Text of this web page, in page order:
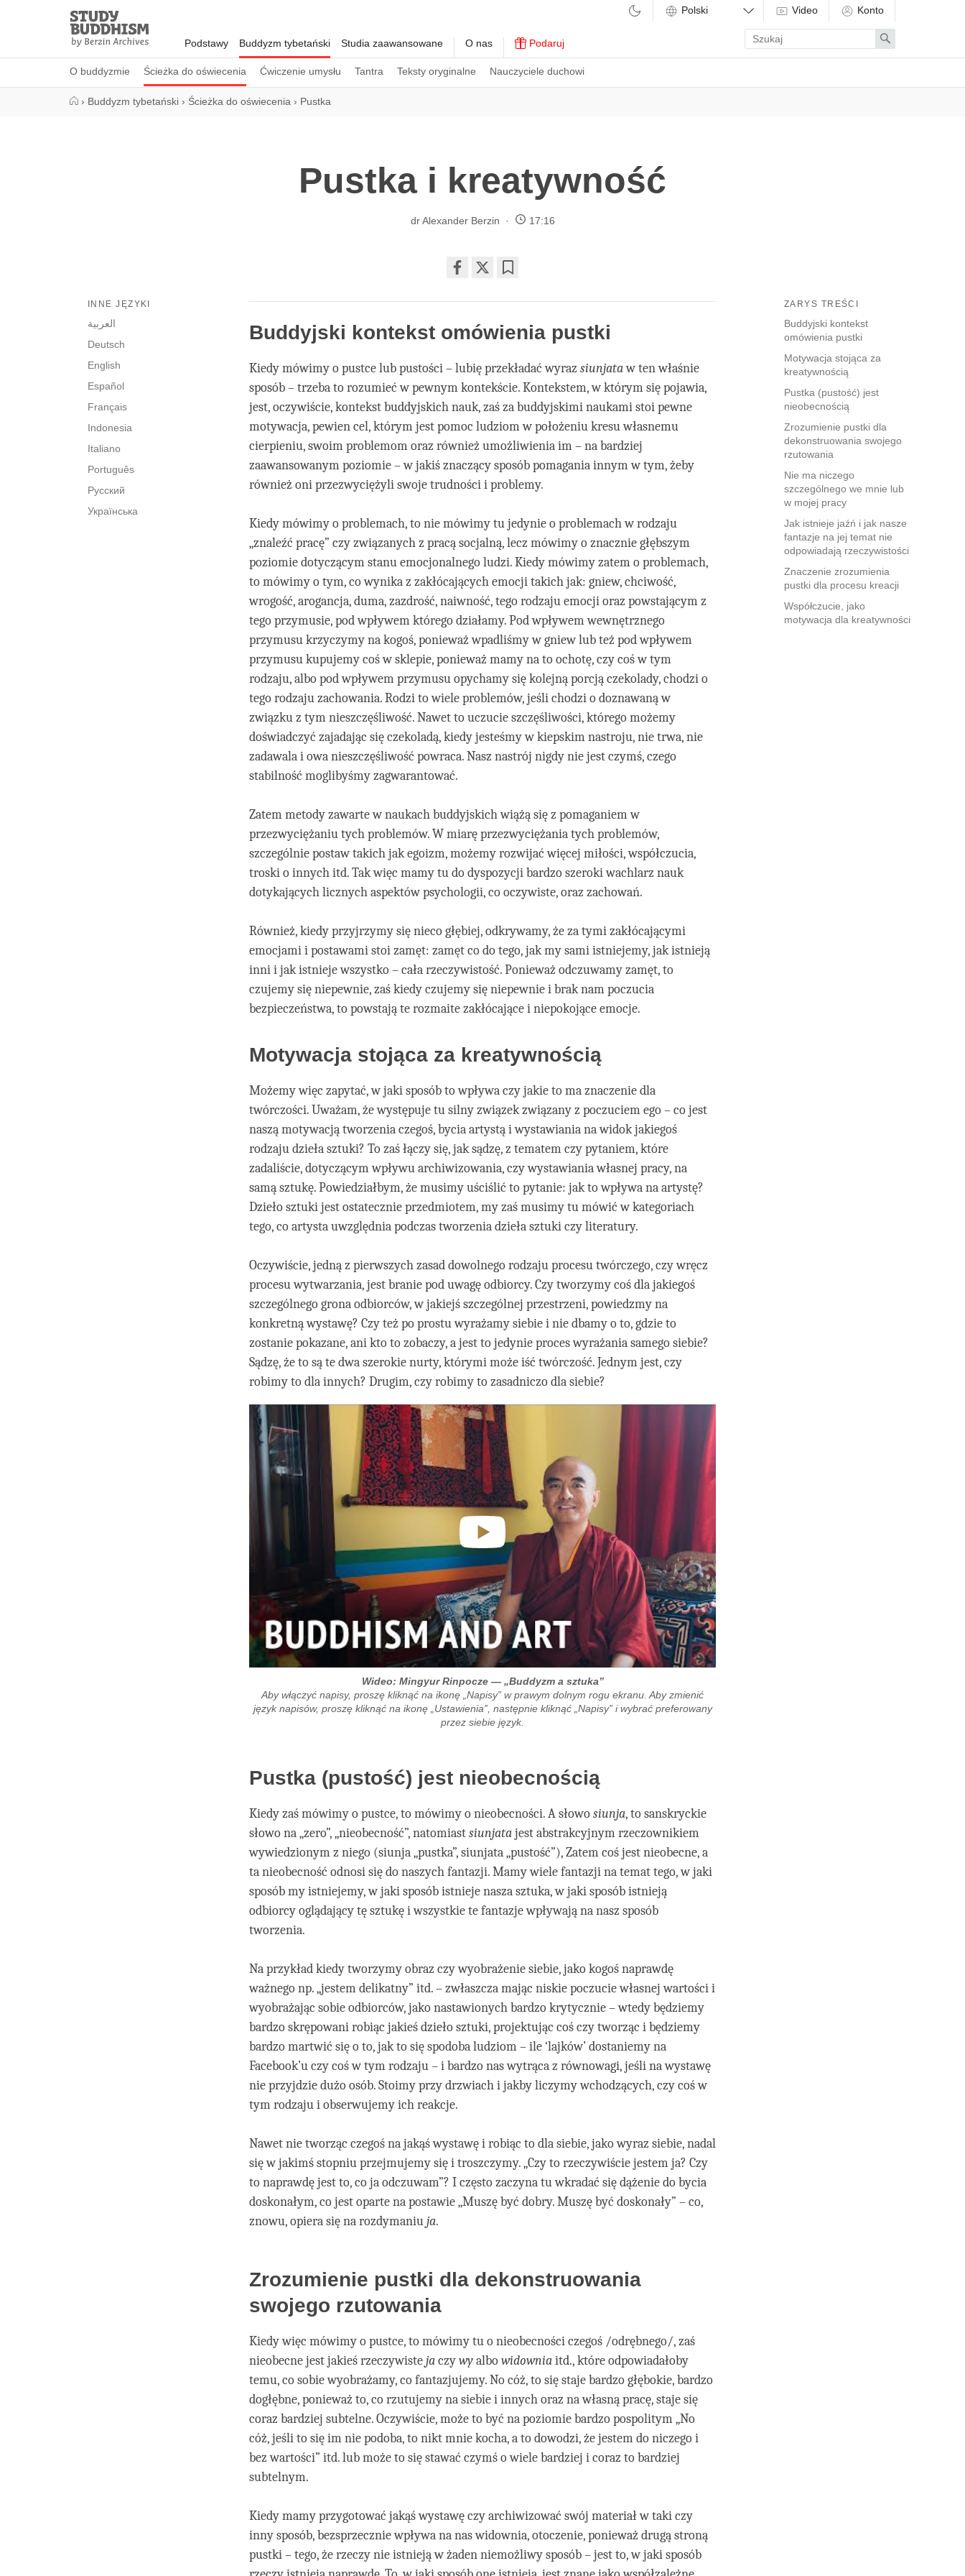
Study
Buddhism
Home
Podstawy Buddyzm tybetański
O buddyzmie Ścieżka do oświecenia Ćwiczenie umysłu Tantra Teksty oryginalne Nauczyciele duchowi
Studia zaawansowane O nas Podaruj
Video Konto
Enter
search
term
Search
› Buddyzm tybetański › Ścieżka do oświecenia › Pustka
Pustka i kreatywność
dr Alexander Berzin 17:16
on
facebook
ZARYS TREŚCI
Buddyjski kontekst
omówienia pustki
Motywacja stojąca za
kreatywnością
Pustka (pustość) jest
nieobecnością
Zrozumienie pustki dla
dekonstruowania swojego
rzutowania
Nie ma niczego
szczególnego we mnie lub
w mojej pracy
Jak istnieje jaźń i jak nasze
fantazje na jej temat nie
odpowiadają rzeczywistości
Znaczenie zrozumienia
pustki dla procesu kreacji
Współczucie, jako
motywacja dla kreatywności
INNE JĘZYKI
العربية
Deutsch
English
Español
Français
Indonesia
Italiano
Português
Русский
Українська
Buddyjski kontekst omówienia pustki
Kiedy mówimy o pustce lub pustości – lubię przekładać wyraz siunjataw ten właśnie
sposób – trzeba to rozumieć w pewnym kontekście. Kontekstem, w którym się pojawia,
jest, oczywiście, kontekst buddyjskich nauk, zaś za buddyjskimi naukami stoi pewne
motywacja, pewien cel, którym jest pomoc ludziom w położeniu kresu własnemu
cierpieniu, swoim problemom oraz również umożliwienia im – na bardziej
zaawansowanym poziomie – w jakiś znaczący sposób pomagania innym w tym, żeby
również oni przezwyciężyli swoje trudności i problemy.
Kiedy mówimy o problemach, to nie mówimy tu jedynie o problemach w rodzaju
„znaleźć pracę” czy związanych z pracą socjalną, lecz mówimy o znacznie głębszym
poziomie dotyczącym stanu emocjonalnego ludzi. Kiedy mówimy zatem o problemach,
to mówimy o tym, co wynika z zakłócających emocji takich jak: gniew, chciwość,
wrogość, arogancja, duma, zazdrość, naiwność, tego rodzaju emocji oraz powstającym z
tego przymusie, pod wpływem którego działamy. Pod wpływem wewnętrznego
przymusu krzyczymy na kogoś, ponieważ wpadliśmy w gniew lub też pod wpływem
przymusu kupujemy coś w sklepie, ponieważ mamy na to ochotę, czy coś w tym
rodzaju, albo pod wpływem przymusu opychamy się kolejną porcją czekolady, chodzi o
tego rodzaju zachowania. Rodzi to wiele problemów, jeśli chodzi o doznawaną w
związku z tym nieszczęśliwość. Nawet to uczucie szczęśliwości, którego możemy
doświadczyć zajadając się czekoladą, kiedy jesteśmy w kiepskim nastroju, nie trwa, nie
zadawala i owa nieszczęśliwość powraca. Nasz nastrój nigdy nie jest czymś, czego
stabilność moglibyśmy zagwarantować.
Zatem metody zawarte w naukach buddyjskich wiążą się z pomaganiem w
przezwyciężaniu tych problemów. W miarę przezwyciężania tych problemów,
szczególnie postaw takich jak egoizm, możemy rozwijać więcej miłości, współczucia,
troski o innych itd. Tak więc mamy tu do dyspozycji bardzo szeroki wachlarz nauk
dotykających licznych aspektów psychologii, co oczywiste, oraz zachowań.
Również, kiedy przyjrzymy się nieco głębiej, odkrywamy, że za tymi zakłócającymi
emocjami i postawami stoi zamęt: zamęt co do tego, jak my sami istniejemy, jak istnieją
inni i jak istnieje wszystko – cała rzeczywistość. Ponieważ odczuwamy zamęt, to
czujemy się niepewnie, zaś kiedy czujemy się niepewnie i brak nam poczucia
bezpieczeństwa, to powstają te rozmaite zakłócające i niepokojące emocje.
Motywacja stojąca za kreatywnością
Możemy więc zapytać, w jaki sposób to wpływa czy jakie to ma znaczenie dla
twórczości. Uważam, że występuje tu silny związek związany z poczuciem ego – co jest
naszą motywacją tworzenia czegoś, bycia artystą i wystawiania na widok jakiegoś
rodzaju dzieła sztuki? To zaś łączy się, jak sądzę, z tematem czy pytaniem, które
zadaliście, dotyczącym wpływu archiwizowania, czy wystawiania własnej pracy, na
samą sztukę. Powiedziałbym, że musimy uściślić to pytanie: jak to wpływa na artystę?
Dzieło sztuki jest ostatecznie przedmiotem, my zaś musimy tu mówić w kategoriach
tego, co artysta uwzględnia podczas tworzenia dzieła sztuki czy literatury.
Oczywiście, jedną z pierwszych zasad dowolnego rodzaju procesu twórczego, czy wręcz
procesu wytwarzania, jest branie pod uwagę odbiorcy. Czy tworzymy coś dla jakiegoś
szczególnego grona odbiorców, w jakiejś szczególnej przestrzeni, powiedzmy na
konkretną wystawę? Czy też po prostu wyrażamy siebie i nie dbamy o to, gdzie to
zostanie pokazane, ani kto to zobaczy, a jest to jedynie proces wyrażania samego siebie?
Sądzę, że to są te dwa szerokie nurty, którymi może iść twórczość. Jednym jest, czy
robimy to dla innych? Drugim, czy robimy to zasadniczo dla siebie?
Wideo: Mingyur Rinpocze — „Buddyzm a sztuka”
Aby włączyć napisy, proszę kliknąć na ikonę „Napisy” w prawym dolnym rogu ekranu. Aby zmienić
język napisów, proszę kliknąć na ikonę „Ustawienia”, następnie kliknąć „Napisy” i wybrać preferowany
przez siebie język.
Pustka (pustość) jest nieobecnością
Kiedy zaś mówimy o pustce, to mówimy o nieobecności. A słowosiunja, to sanskryckie
słowo na „zero”, „nieobecność”, natomiastsiunjatajest abstrakcyjnym rzeczownikiem
wywiedzionym z niego (siunja „pustka”, siunjata „pustość”), Zatem coś jest nieobecne, a
ta nieobecność odnosi się do naszych fantazji. Mamy wiele fantazji na temat tego, w jaki
sposób my istniejemy, w jaki sposób istnieje nasza sztuka, w jaki sposób istnieją
odbiorcy oglądający tę sztukę i wszystkie te fantazje wpływają na nasz sposób
tworzenia.
Na przykład kiedy tworzymy obraz czy wyobrażenie siebie, jako kogoś naprawdę
ważnego np. „jestem delikatny” itd. – zwłaszcza mając niskie poczucie własnej wartości i
wyobrażając sobie odbiorców, jako nastawionych bardzo krytycznie – wtedy będziemy
bardzo skrępowani robiąc jakieś dzieło sztuki, projektując coś czy tworząc i będziemy
bardzo martwić się o to, jak to się spodoba ludziom – ile ‘lajków’ dostaniemy na
Facebook’u czy coś w tym rodzaju – i bardzo nas wytrąca z równowagi, jeśli na wystawę
nie przyjdzie dużo osób. Stoimy przy drzwiach i jakby liczymy wchodzących, czy coś w
tym rodzaju i obserwujemy ich reakcje.
Nawet nie tworząc czegoś na jakąś wystawę i robiąc to dla siebie, jako wyraz siebie, nadal
się w jakimś stopniu przejmujemy się i troszczymy. „Czy to rzeczywiście jestem ja? Czy
to naprawdę jest to, co ja odczuwam”? I często zaczyna tu wkradać się dążenie do bycia
doskonałym, co jest oparte na postawie „Muszę być dobry. Muszę być doskonały” – co,
znowu, opiera się na rozdymaniuja.
Zrozumienie pustki dla dekonstruowania
swojego rzutowania
Kiedy więc mówimy o pustce, to mówimy tu o nieobecności czegoś /odrębnego/, zaś
nieobecne jest jakieś rzeczywistejaczywyalbowidowniaitd., które odpowiadałoby
temu, co sobie wyobrażamy, co fantazjujemy. No cóż, to się staje bardzo głębokie, bardzo
dogłębne, ponieważ to, co rzutujemy na siebie i innych oraz na własną pracę, staje się
coraz bardziej subtelne. Oczywiście, może to być na poziomie bardzo pospolitym „No
cóż, jeśli to się im nie podoba, to nikt mnie kocha, a to dowodzi, że jestem do niczego i
bez wartości” itd. lub może to się stawać czymś o wiele bardziej i coraz to bardziej
subtelnym.
Kiedy mamy przygotować jakąś wystawę czy archiwizować swój materiał w taki czy
inny sposób, bezsprzecznie wpływa na nas widownia, otoczenie, ponieważ drugą stroną
pustki – tego, że rzeczy nie istnieją w żaden niemożliwy sposób – jest to, w jaki sposób